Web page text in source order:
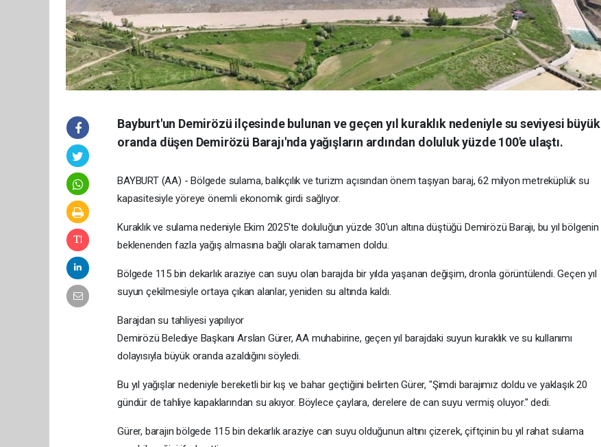
Bayburt'un Demirözü ilçesinde bulunan ve geçen yıl kuraklık nedeniyle su seviyesi büyük
oranda düşen Demirözü Barajı'nda yağışların ardından doluluk yüzde 100'e ulaştı.
BAYBURT (AA) - Bölgede sulama, balıkçılık ve turizm açısından önem taşıyan baraj, 62 milyon metreküplük su
kapasitesiyle yöreye önemli ekonomik girdi sağlıyor.
Kuraklık ve sulama nedeniyle Ekim 2025'te doluluğun yüzde 30'un altına düştüğü Demirözü Barajı, bu yıl bölgenin
beklenenden fazla yağış almasına bağlı olarak tamamen doldu.
Bölgede 115 bin dekarlık araziye can suyu olan barajda bir yılda yaşanan değişim, dronla görüntülendi. Geçen yıl
suyun çekilmesiyle ortaya çıkan alanlar, yeniden su altında kaldı.
Barajdan su tahliyesi yapılıyor
Demirözü Belediye Başkanı Arslan Gürer, AA muhabirine, geçen yıl barajdaki suyun kuraklık ve su kullanımı
dolayısıyla büyük oranda azaldığını söyledi.
Bu yıl yağışlar nedeniyle bereketli bir kış ve bahar geçtiğini belirten Gürer, "Şimdi barajımız doldu ve yaklaşık 20
gündür de tahliye kapaklarından su akıyor. Böylece çaylara, derelere de can suyu vermiş oluyor." dedi.
Gürer, barajın bölgede 115 bin dekarlık araziye can suyu olduğunun altını çizerek, çiftçinin bu yıl rahat sulama